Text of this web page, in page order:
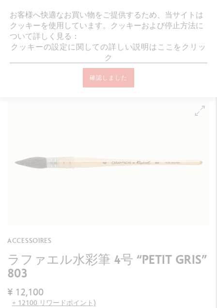
オンラインブティック ホーム アクセサリー
ァエル水彩筆 4号 “PETIT GRIS” 803
ACCESSOIRES
ラファエル水彩筆 4号 “PETIT GRIS”
803
¥ 12,100
+ 12100 リワードポイント)
お客様へ快適なお買い物をご提供するため、当サイトは
クッキーを使用しています。クッキーおよび停止方法に
ついて詳しく見る：
クッキーの設定に関しての詳しい説明はここをクリッ
ク
確認しました